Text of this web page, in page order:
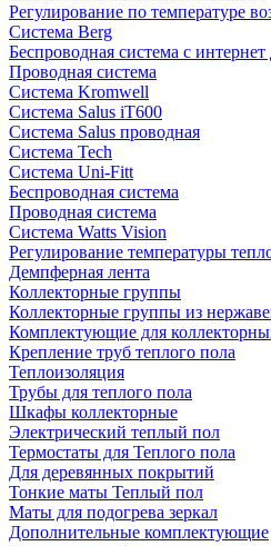
Регулирование по температуре
Система Berg
Беспроводная система с
Проводная система
Система Kromwell
Система Salus iT600
Система Salus проводная
Система Tech
Система Uni-Fitt
Беспроводная система
Проводная система
Система Watts Vision
Регулирование температуры
Демпферная лента
Коллекторные группы
Коллекторные группы из
Комплектующие для
Крепление труб теплого пола
Теплоизоляция
Трубы для теплого пола
Шкафы коллекторные
Электрический теплый пол
Термостаты для Теплого пола
Для деревянных покрытий
Тонкие маты Теплый пол
Маты для подогрева зеркал
Дополнительные комплектующие